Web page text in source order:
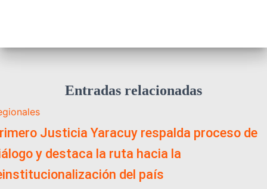
Entradas relacionadas
Justicia Yaracuy respalda proceso de
y destaca la ruta hacia la
del país